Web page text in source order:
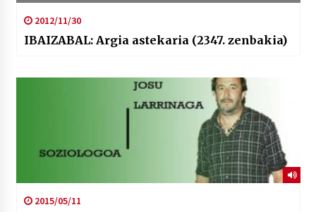
2012/11/30
IBAIZABAL: Argia astekaria (2347. zenbakia)
2015/05/11